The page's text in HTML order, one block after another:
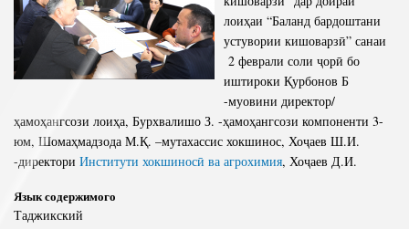
лоиҳаи “Баланд бардоштани
устувории кишоварзӣ” санаи
2 феврали соли ҷорӣ бо
иштироки Қурбонов Б
-муовини директор/
ҳамоҳангсози лоиҳа, Бурхвалишо З. -ҳамоҳангсози компоненти 3-
юм, Шомаҳмадзода М.Қ. –мутахассис хокшинос, Хоҷаев Ш.И.
-директори Институти хокшиносӣ ва агрохимия, Хоҷаев Д.И.
Язык содержимого
Таджикский